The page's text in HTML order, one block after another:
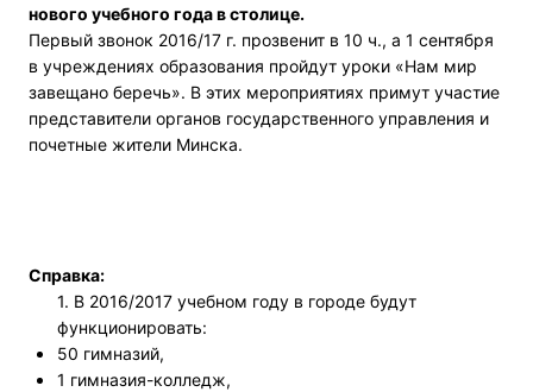
нового учебного года в столице.
Первый звонок 2016/17 г. прозвенит в 10 ч., а 1 сентября
в учреждениях образования пройдут уроки «Нам мир
завещано беречь». В этих мероприятиях примут участие
представители органов государственного управления и
почетные жители Минска.
Справка:
1. В 2016/2017 учебном году в городе будут
функционировать:
50 гимназий,
1 гимназия-колледж,